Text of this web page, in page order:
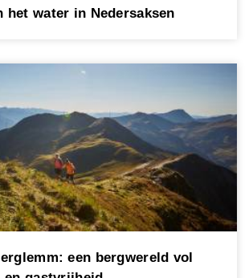
het water in Nedersaksen
een bergwereld vol